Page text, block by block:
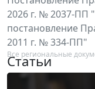
2026 г. № 2037-ПП
постановление
2011 г. № 334-ПП"
Все региональные
Статьи